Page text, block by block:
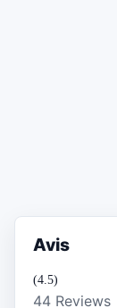
Avis
(4.5)
44 Reviews